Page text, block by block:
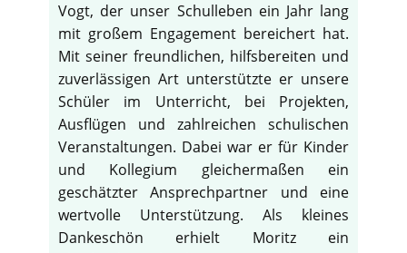
Vogt, der unser Schulleben ein Jahr lang
mit großem Engagement bereichert hat.
Mit seiner freundlichen, hilfsbereiten und
zuverlässigen Art unterstützte er unsere
Schüler im Unterricht, bei Projekten,
Ausflügen und zahlreichen schulischen
Veranstaltungen. Dabei war er für Kinder
und Kollegium gleichermaßen ein
geschätzter Ansprechpartner und eine
wertvolle Unterstützung. Als kleines
Dankeschön erhielt Moritz ein